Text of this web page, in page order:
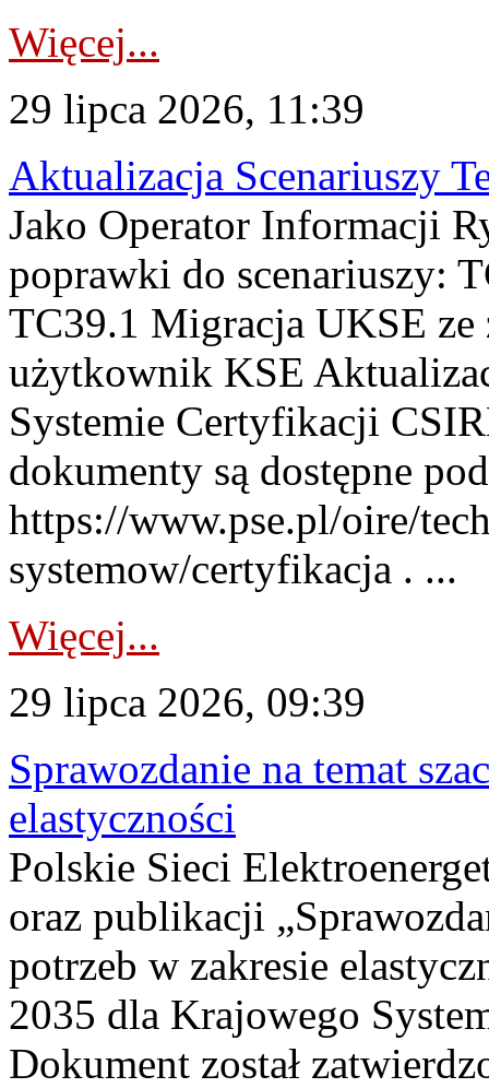
Więcej...
29 lipca 2026, 11:39
Aktualizacja Scenariuszy
Jako Operator Informacji
poprawki do scenariuszy:
TC39.1 Migracja UKSE
użytkownik KSE
Systemie Certyfikacji
dokumenty są dostępne
https://www.pse.pl/oire/
systemow/certyfikacja . ...
Więcej...
29 lipca 2026, 09:39
Sprawozdanie na temat
elastyczności
Polskie Sieci
oraz publikacji
potrzeb w zakresie
2035 dla Krajowego
Dokument został